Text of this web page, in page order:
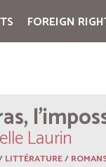
FOREIGN
Laurin
LITTÉRATURE/